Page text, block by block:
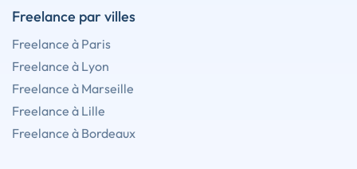
Freelance par villes
Freelance à Paris
Freelance à Lyon
Freelance à Marseille
Freelance à Lille
Freelance à Bordeaux